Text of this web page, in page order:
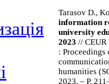
Tarasov D.,
information
university
2023 // CEUR
:
humanities
2023. – P.